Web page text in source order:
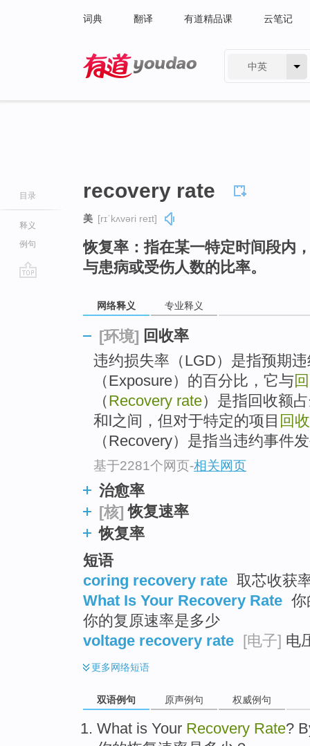
词典 翻译 有道精品课 云笔记
中英
目录
释义
例句
recovery rate
美 [rɪˈkʌvəri reɪt]
恢复率：指在某一特定时间段内
与患病或受伤人数的比率。
网络释义 专业释义
[环境] 回收率
违约损失率（LGD）是指预期
（Exposure）的百分比，它与
（Recovery rate）是指回收额
和l之间，但对于特定的项目 回
（Recovery）是指当违约事件
基于2281个网页-相关网页
治愈率
[核] 恢复速率
恢复率
短语
coring recovery rate 取芯收获
What Is Your Recovery Rate 你
你的复原速率是多少
voltage recovery rate [电子] 电
更多网络短语
双语例句 原声例句 权威例句
What is Your Recovery Rate?